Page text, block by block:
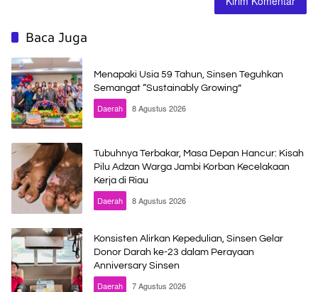
Baca Juga
Menapaki Usia 59 Tahun, Sinsen Teguhkan
Semangat “Sustainably Growing”
Daerah 8 Agustus 2026
Tubuhnya Terbakar, Masa Depan Hancur: Kisah
Pilu Adzan Warga Jambi Korban Kecelakaan
Kerja di Riau
Daerah 8 Agustus 2026
Konsisten Alirkan Kepedulian, Sinsen Gelar
Donor Darah ke-23 dalam Perayaan
Anniversary Sinsen
Daerah 7 Agustus 2026